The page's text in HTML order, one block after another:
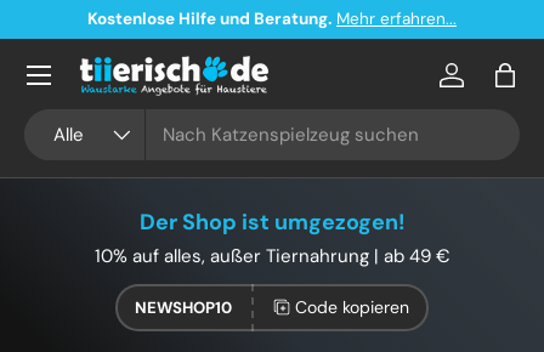
Direkt zum Inhalt
Kostenlose Hilfe und Beratung. Mehr erfahren...
Alle
Konto
Der Shop ist umgezogen!
10% auf alles, außer Tiernahrung | ab 49 €
NEWSHOP10 Code kopieren